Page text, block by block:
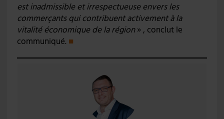
est inadmissible et irrespectueuse envers les
commerçants qui contribuent activement à la
vitalité économique de la région» , conclut le
communiqué. ■